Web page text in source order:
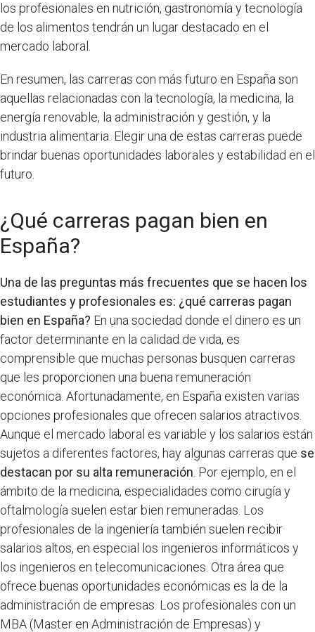
los profesionales en nutrición, gastronomía y tecnología
de los alimentos tendrán un lugar destacado en el
mercado laboral.
En resumen, las carreras con más futuro en España son
aquellas relacionadas con la tecnología, la medicina, la
energía renovable, la administración y gestión, y la
industria alimentaria. Elegir una de estas carreras puede
brindar buenas oportunidades laborales y estabilidad en el
futuro.
¿Qué carreras pagan bien en
España?
Una de las preguntas más frecuentes que se hacen los
estudiantes y profesionales es: ¿qué carreras pagan
bien en España? En una sociedad donde el dinero es un
factor determinante en la calidad de vida, es
comprensible que muchas personas busquen carreras
que les proporcionen una buena remuneración
económica. Afortunadamente, en España existen varias
opciones profesionales que ofrecen salarios atractivos.
Aunque el mercado laboral es variable y los salarios están
sujetos a diferentes factores, hay algunas carreras que se
destacan por su alta remuneración . Por ejemplo, en el
ámbito de la medicina, especialidades como cirugía y
oftalmología suelen estar bien remuneradas. Los
profesionales de la ingeniería también suelen recibir
salarios altos, en especial los ingenieros informáticos y
los ingenieros en telecomunicaciones. Otra área que
ofrece buenas oportunidades económicas es la de la
administración de empresas. Los profesionales con un
MBA (Master en Administración de Empresas) y